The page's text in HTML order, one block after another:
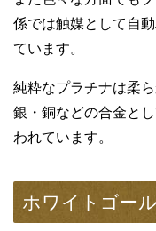
係では触媒として自
ています。
純粋なプラチナは柔
銀・銅などの合金と
われています。
ホワイトゴー